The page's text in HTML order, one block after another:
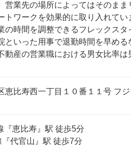
営業先の場所によってはそのま
トワークを効果的に取り入れてい
の時間を調整できるフレックスタ
といった用事で退勤時間を早める
動産の営業職における男女比率
恵比寿西一丁目１０番１１号 フ
『恵比寿』駅 徒歩5分
代官山』駅 徒歩7分